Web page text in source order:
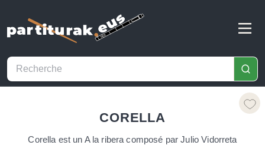
CORELLA
Corella est un A la ribera composé par Julio Vidorreta